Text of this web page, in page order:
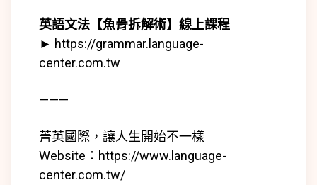
英語文法【魚骨拆解術】線上課程
► https://grammar.language-
center.com.tw
———
菁英國際，讓人生開始不一樣
Website： https://www.language-
center.com.tw/